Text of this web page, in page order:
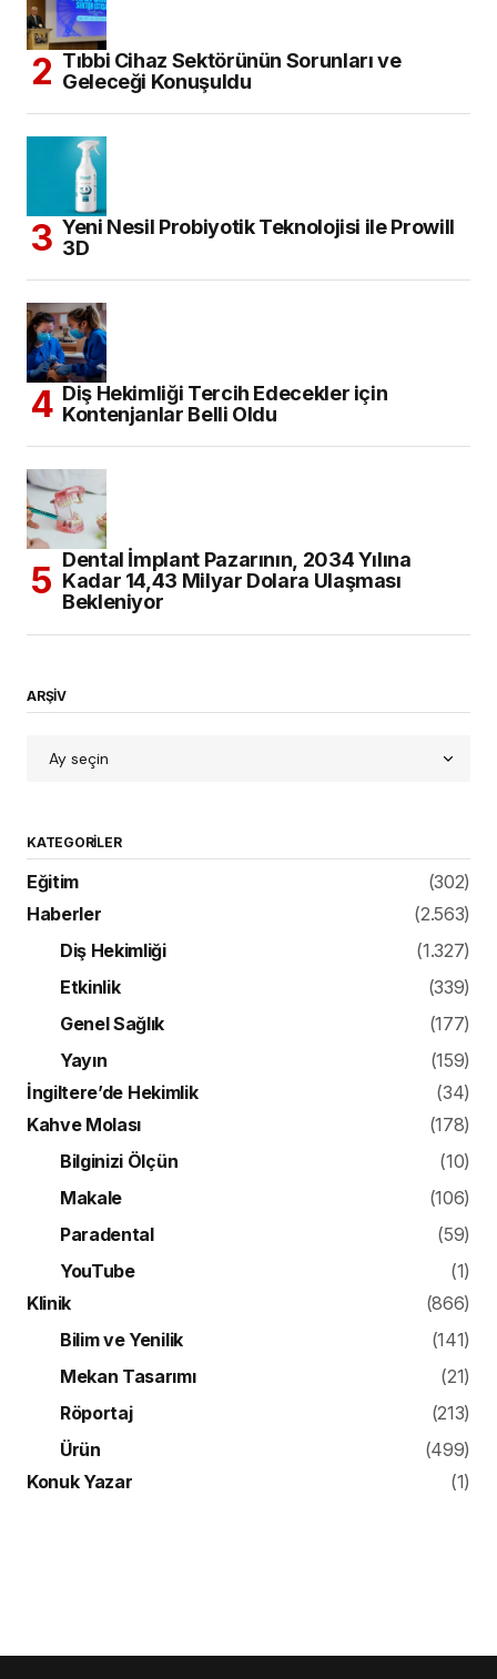
Tıbbi Cihaz Sektörünün Sorunları ve
Geleceği Konuşuldu
Yeni Nesil Probiyotik Teknolojisi ile Prowill
3D
Diş Hekimliği Tercih Edecekler için
Kontenjanlar Belli Oldu
Dental İmplant Pazarının, 2034 Yılına
Kadar 14,43 Milyar Dolara Ulaşması
Bekleniyor
ARŞİV
KATEGORILER
Eğitim
(302)
Haberler
(2.563)
Diş Hekimliği
(1.327)
Etkinlik
(339)
Genel Sağlık
(177)
Yayın
(159)
İngiltere’de Hekimlik
(34)
Kahve Molası
(178)
Bilginizi Ölçün
(10)
Makale
(106)
Paradental
(59)
YouTube
(1)
Klinik
(866)
Bilim ve Yenilik
(141)
Mekan Tasarımı
(21)
Röportaj
(213)
Ürün
(499)
Konuk Yazar
(1)